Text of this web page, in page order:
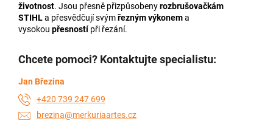
životnost. Jsou přesně přizpůsobenyrozbrušovačkám
STIHLa přesvědčují svýmřezným výkonema
vysokou přesností při řezání.
Chcete pomoci? Kontaktujte specialistu:
Jan Březina
+420 739 247 699
brezina@merkuriaartes.cz